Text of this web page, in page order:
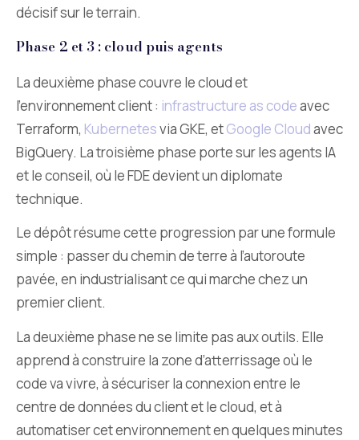
décisif sur le terrain.
Phase 2 et 3 : cloud puis agents
La deuxième phase couvre le cloud et
l’environnement client : infrastructure as codeavec
Terraform, Kubernetesvia GKE, etGoogle Cloudavec
BigQuery. La troisième phase porte sur les agents IA
et le conseil, où le FDE devient un diplomate
technique.
Le dépôt résume cette progression par une formule
simple : passer du chemin de terre à l’autoroute
pavée, en industrialisant ce qui marche chez un
premier client.
La deuxième phase ne se limite pas aux outils. Elle
apprend à construire la zone d’atterrissage où le
code va vivre, à sécuriser la connexion entre le
centre de données du client et le cloud, et à
automatiser cet environnement en quelques minutes